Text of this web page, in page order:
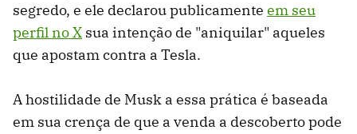
segredo, e ele declarou publicamente em seu
perfil no X sua intenção de "aniquilar" aqueles
que apostam contra a Tesla.
A hostilidade de Musk a essa prática é baseada
em sua crença de que a venda a descoberto pode